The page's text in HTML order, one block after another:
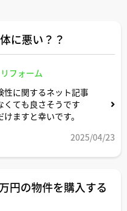
に悪い？？
フォーム
性に関するネット記事
くても良さそうです
ますと幸いです。
2025/04/23
円の物件を購入する